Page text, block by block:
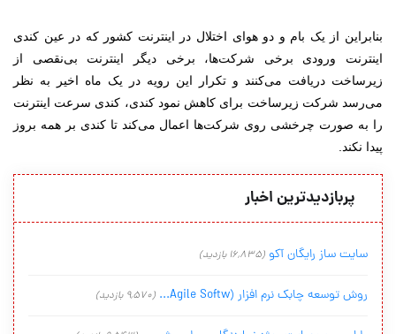
بنابراین از یک بام و دو هوای اختلال در اینترنت کشور که در عین کندی
اینترنت ورودی برخی شرکت‌ها، برخی دیگر اینترنت بی‌نقصی از
زیرساخت دریافت می‌کنند و تکرار این رویه در یک ماه اخیر به نظر
می‌رسد شرکت زیرساخت برای کاهش نمود کندی، کندی سرعت اینترنت
را به صورت چرخشی روی شرکت‌ها اعمال می‌کند تا کندی بر همه بروز
پیدا نکند.
پربازدیدترین اخبار
سایت ساز رایگان آکو (16,835 بازدید)
روش توسعه چابک نرم افزار (Agile Softw... (9,570 بازدید)